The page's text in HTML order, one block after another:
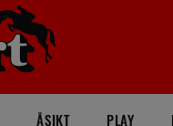
ÅSIKT PLAY